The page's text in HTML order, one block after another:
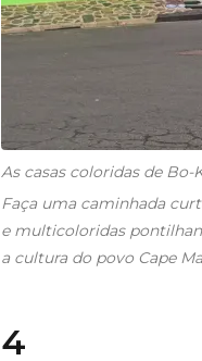
As casas coloridas de
Faça uma caminhada
e multicoloridas
a cultura do povo Cape
4